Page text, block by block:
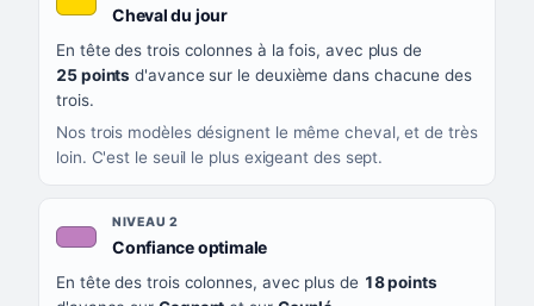
QUAND LA LIGNE PREND CETTE COULEUR
CE QUE CELA VOUS DIT
Cheval du jour, couleur jaune or
En tête des trois colonnes à la fois, avec plus de
25 points d'avance sur le deuxième dans chacune des
trois.
Nos trois modèles désignent le même cheval, et de très
loin. C'est le seuil le plus exigeant des sept.
NIVEAU 2
Confiance optimale, couleur mauve
En tête des trois colonnes, avec plus de 18 points